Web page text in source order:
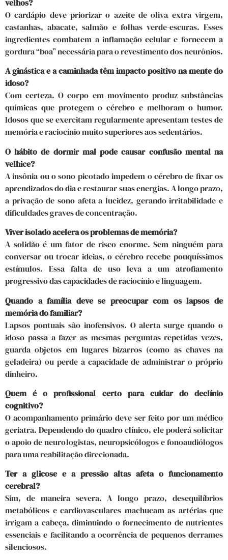
velhos?
O cardápio deve priorizar o azeite de oliva extra virgem,
castanhas, abacate, salmão e folhas verde-escuras. Esses
ingredientes combatem a inflamação celular e fornecem a
gordura “boa” necessária para o revestimento dos neurônios.
A ginástica e a caminhada têm impacto positivo na mente do
idoso?
Com certeza. O corpo em movimento produz substâncias
químicas que protegem o cérebro e melhoram o humor.
Idosos que se exercitam regularmente apresentam testes de
memória e raciocínio muito superiores aos sedentários.
O hábito de dormir mal pode causar confusão mental na
velhice?
A insônia ou o sono picotado impedem o cérebro de fixar os
aprendizados do dia e restaurar suas energias. A longo prazo,
a privação de sono afeta a lucidez, gerando irritabilidade e
dificuldades graves de concentração.
Viver isolado acelera os problemas de memória?
A solidão é um fator de risco enorme. Sem ninguém para
conversar ou trocar ideias, o cérebro recebe pouquíssimos
estímulos. Essa falta de uso leva a um atrofiamento
progressivo das capacidades de raciocínio e linguagem.
Quando a família deve se preocupar com os lapsos de
memória do familiar?
Lapsos pontuais são inofensivos. O alerta surge quando o
idoso passa a fazer as mesmas perguntas repetidas vezes,
guarda objetos em lugares bizarros (como as chaves na
geladeira) ou perde a capacidade de administrar o próprio
dinheiro.
Quem é o profissional certo para cuidar do declínio
cognitivo?
O acompanhamento primário deve ser feito por um médico
geriatra. Dependendo do quadro clínico, ele poderá solicitar
o apoio de neurologistas, neuropsicólogos e fonoaudiólogos
para uma reabilitação direcionada.
Ter a glicose e a pressão altas afeta o funcionamento
cerebral?
Sim, de maneira severa. A longo prazo, desequilíbrios
metabólicos e cardiovasculares machucam as artérias que
irrigam a cabeça, diminuindo o fornecimento de nutrientes
essenciais e facilitando a ocorrência de pequenos derrames
silenciosos.